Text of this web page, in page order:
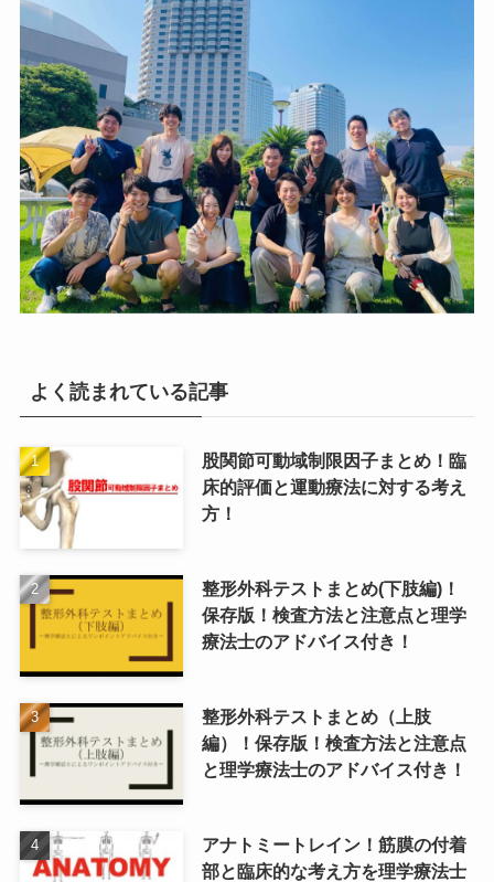
よく読まれている記事
股関節可動域制限因子まとめ！臨
床的評価と運動療法に対する考え
方！
整形外科テストまとめ(下肢編)！
保存版！検査方法と注意点と理学
療法士のアドバイス付き！
整形外科テストまとめ（上肢
編）！保存版！検査方法と注意点
と理学療法士のアドバイス付き！
アナトミートレイン！筋膜の付着
部と臨床的な考え方を理学療法士